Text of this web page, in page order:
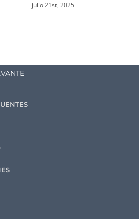
julio 21st, 2025